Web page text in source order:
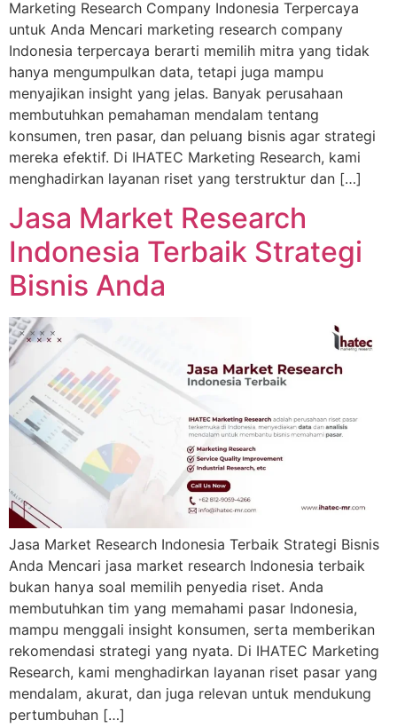
Marketing Research Company Indonesia Terpercaya
untuk Anda Mencari marketing research company
Indonesia terpercaya berarti memilih mitra yang tidak
hanya mengumpulkan data, tetapi juga mampu
menyajikan insight yang jelas. Banyak perusahaan
membutuhkan pemahaman mendalam tentang
konsumen, tren pasar, dan peluang bisnis agar strategi
mereka efektif. Di IHATEC Marketing Research, kami
menghadirkan layanan riset yang terstruktur dan […]
Jasa Market Research
Indonesia Terbaik Strategi
Bisnis Anda
Jasa Market Research Indonesia Terbaik Strategi Bisnis
Anda Mencari jasa market research Indonesia terbaik
bukan hanya soal memilih penyedia riset. Anda
membutuhkan tim yang memahami pasar Indonesia,
mampu menggali insight konsumen, serta memberikan
rekomendasi strategi yang nyata. Di IHATEC Marketing
Research, kami menghadirkan layanan riset pasar yang
mendalam, akurat, dan juga relevan untuk mendukung
pertumbuhan […]